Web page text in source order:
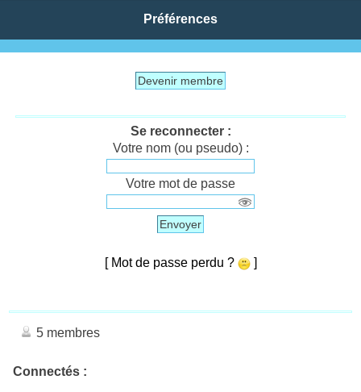
Préférences
Devenir membre
Se reconnecter :
Votre nom (ou pseudo) :
Votre mot de passe
Envoyer
[ Mot de passe perdu ? ]
5 membres
Connectés :